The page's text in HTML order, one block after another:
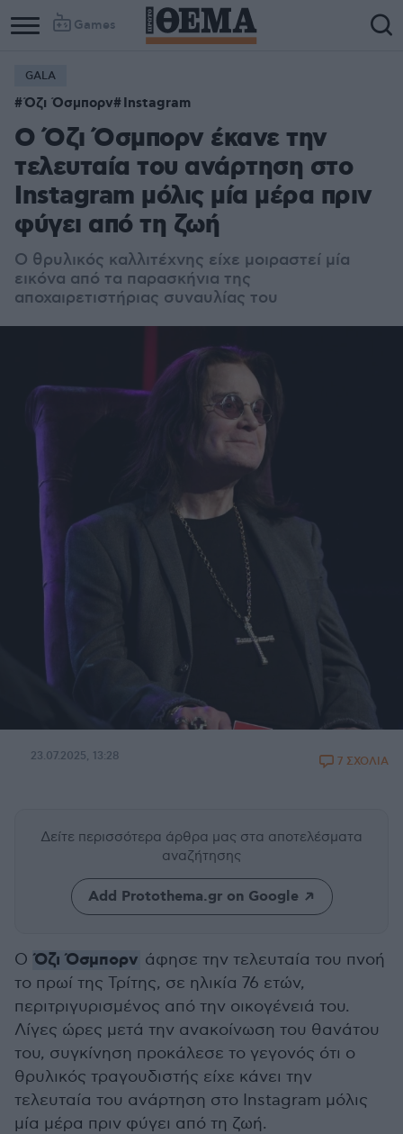
Games
GALA
Όζι Όσμπορν Instagram
Ο Όζι Όσμπορν έκανε την
τελευταία του ανάρτηση στο
Instagram μόλις μία μέρα πριν
φύγει από τη ζωή
Ο θρυλικός καλλιτέχνης είχε μοιραστεί μία
εικόνα από τα παρασκήνια της
αποχαιρετιστήριας συναυλίας του
23.07.2025, 13:28 7 ΣΧΟΛΙΑ
Δείτε περισσότερα άρθρα μας στα αποτελέσματα
αναζήτησης
Add Protothema.gr on Google
Ο Όζι Όσμπορν άφησε την τελευταία του πνοή
το πρωί της Τρίτης, σε ηλικία 76 ετών,
περιτριγυρισμένος από την οικογένειά του.
Λίγες ώρες μετά την ανακοίνωση του θανάτου
του, συγκίνηση προκάλεσε το γεγονός ότι ο
θρυλικός τραγουδιστής είχε κάνει την
τελευταία του ανάρτηση στο Instagram μόλις
μία μέρα πριν φύγει από τη ζωή.